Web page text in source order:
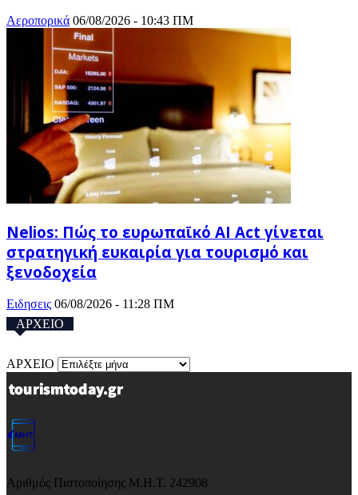
Αεροπορικά 06/08/2026 - 10:43 ΠΜ
Nelios: Πώς το ευρωπαϊκό AI Act γίνεται
στρατηγική ευκαιρία για τουρισμό και
ξενοδοχεία
Ειδησεις 06/08/2026 - 11:28 ΠΜ
ΑΡΧΕΙΟ
ΑΡΧΕΙΟ
Αριθμός Πιστοποίησης Μ.Η.Τ. 242908